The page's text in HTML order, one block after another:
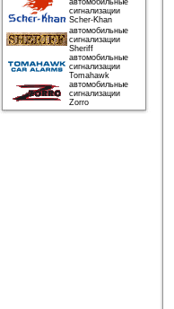
автомобильные
сигнализации
Scher-Khan
автомобильные
сигнализации
Sheriff
автомобильные
сигнализации
Tomahawk
автомобильные
сигнализации
Zorro